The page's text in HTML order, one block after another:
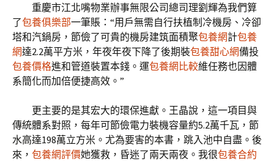
重慶市江北嘴物業辦事無限公司總司理劉輝為我們算
了包養俱樂部一筆賬：“用戶無需自行扶植制冷機房、冷卻
塔和汽鍋房，節儉了可貴的機房建筑面積聚包養網計包養
網達2.2萬平方米，年夜年夜下降了後期裝包養甜心網備投
包養價格進和管道裝置本錢。運包養網比較維任務也因體
系簡化而加倍便捷高效。”
更主要的是其宏大的環保進獻。王晶說，這一項目與
傳統體系對照，每年可節儉電力裝機容量約5.2萬千瓦，節
水高達198萬立方米。尤為要害的本書，跳入池中自盡。後
來， 包養網評價她獲救，昏迷了兩天兩夜。我很包養合約